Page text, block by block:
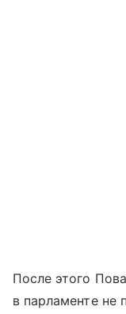
После этого
в парламенте не